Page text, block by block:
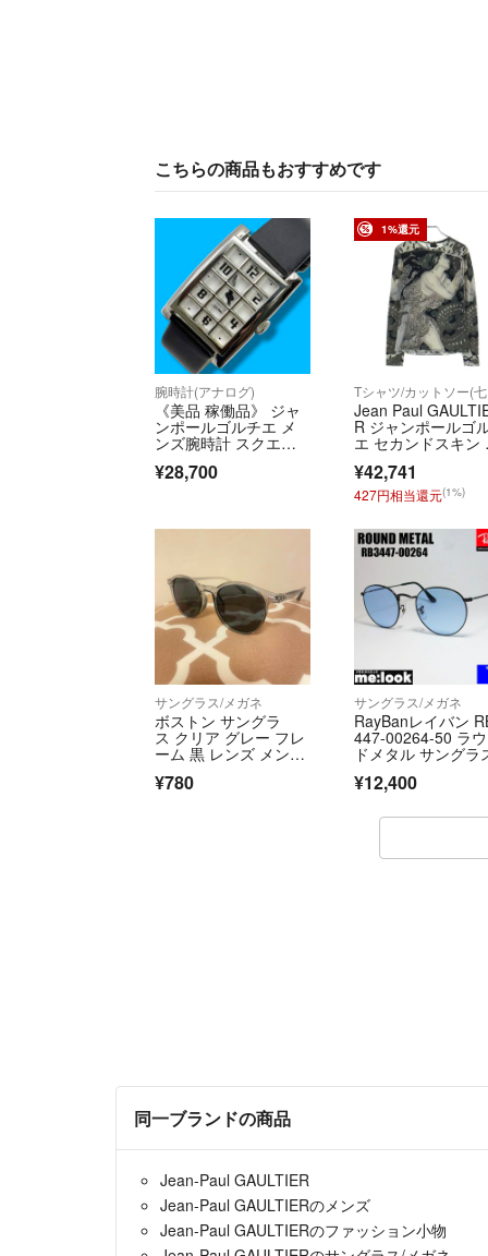
こちらの商品もおすすめです
腕時計(アナログ)
《美品 稼働品》 ジャ
ンポールゴルチエ メ
ンズ腕時計 スクエ
¥28,700
1%還元
Jean Paul
R ジャンポールゴ
エ セカンドスキン
袖 ロングスリーブ
ットソー グレー
¥42,741
427円相当還元(1%)
サングラス/メガネ
ボストン サングラ
ス クリア グレー フレ
ーム 黒 レンズ メン
ド 韓国 モード
¥780
サングラス/メガネ
RayBanレイバン
447-00264-50 ラ
ドメタル サングラ
¥12,400
同一ブランドの商品
Jean-Paul GAULTIER
Jean-Paul GAULTIERのメンズ
Jean-Paul GAULTIERのファッション小物